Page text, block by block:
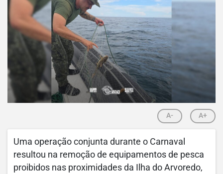
A- A+
Uma operação conjunta durante o Carnaval
resultou na remoção de equipamentos de pesca
proibidos nas proximidades da Ilha do Arvoredo,